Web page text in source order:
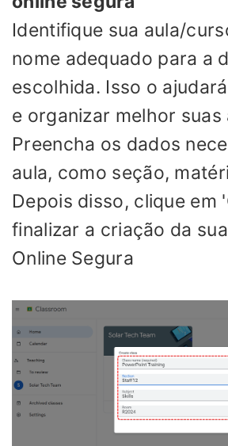
Identifique sua aula/
nome adequado para a
escolhida. Isso o
e organizar melhor suas
Preencha os dados
aula, como seção,
Depois disso, clique em
finalizar a criação da
Online Segura